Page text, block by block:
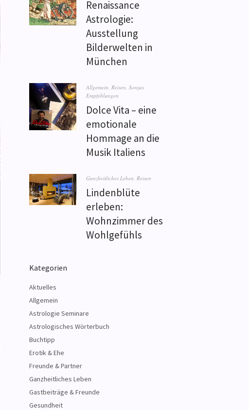
Renaissance
Astrologie:
Ausstellung
Bilderwelten in
München
Allgemein, Reisen, Sonjas
Empfehlungen
Dolce Vita – eine
emotionale
Hommage an die
Musik Italiens
Ganzheitliches Leben, Reisen
Lindenblüte
erleben:
Wohnzimmer des
Wohlgefühls
Kategorien
Aktuelles
Allgemein
Astrologie Seminare
Astrologisches Wörterbuch
Buchtipp
Erotik & Ehe
Freunde & Partner
Ganzheitliches Leben
Gastbeiträge & Freunde
Gesundheit